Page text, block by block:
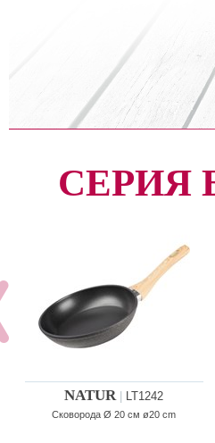
СЕРИЯ
NATUR| LT1242
Сковорода Ø 20 см ø20 cm